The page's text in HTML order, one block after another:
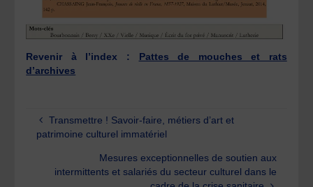
Revenir à l’index :
Pattes de mouches et rats
d’archives
Transmettre ! Savoir-faire, métiers d’art et
patrimoine culturel immatériel
Mesures exceptionnelles de soutien aux
intermittents et salariés du secteur culturel dans le